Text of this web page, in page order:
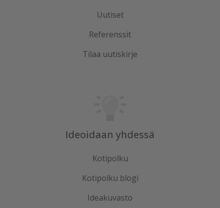
Uutiset
Referenssit
Tilaa uutiskirje
Ideoidaan yhdessä
Kotipolku
Kotipolku blogi
Ideakuvasto